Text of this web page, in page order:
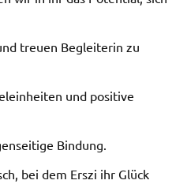
treuen Begleiterin zu
und positive
Bindung.
bei dem Erszi ihr Glück